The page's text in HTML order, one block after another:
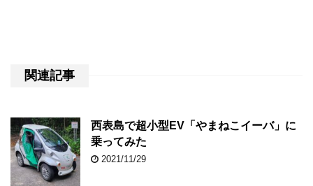
関連記事
西表島で超小型EV「やまねこイーバ」に
乗ってみた
2021/11/29